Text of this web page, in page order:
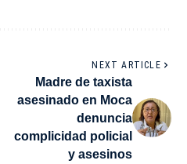
NEXT ARTICLE
Madre de taxista
asesinado en Moca
denuncia
complicidad policial
y asesinos